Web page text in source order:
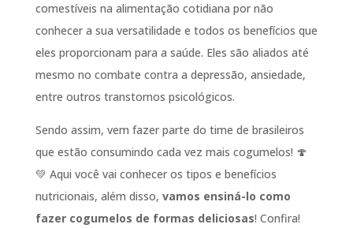
comestíveis na alimentação cotidiana por não
conhecer a sua versatilidade e todos os benefícios que
eles proporcionam para a saúde. Eles são aliados até
mesmo no combate contra a depressão, ansiedade,
entre outros transtornos psicológicos.
Sendo assim, vem fazer parte do time de brasileiros
que estão consumindo cada vez mais cogumelos! 🍄
💚 Aqui você vai conhecer os tipos e benefícios
nutricionais, além disso, vamos ensiná-lo como
fazer cogumelos de formas deliciosas! Confira!